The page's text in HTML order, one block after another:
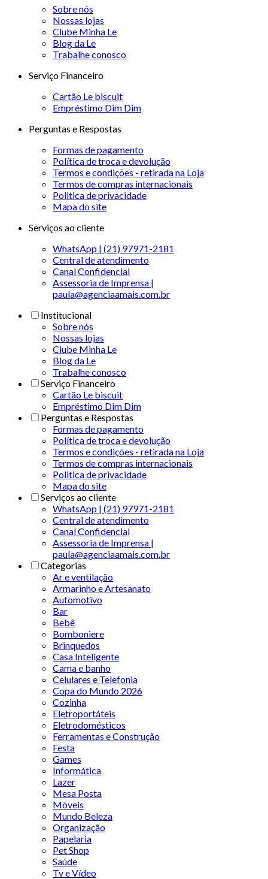
Sobre nós
Nossas lojas
Clube Minha Le
Blog da Le
Trabalhe conosco
Serviço Financeiro
Cartão Le biscuit
Empréstimo Dim Dim
Perguntas e Respostas
Formas de pagamento
Política de troca e devolução
Termos e condições - retirada na Loja
Termos de compras internacionais
Politica de privacidade
Mapa do site
Serviços ao cliente
WhatsApp | (21) 97971-2181
Central de atendimento
Canal Confidencial
Assessoria de Imprensa |
paula@agenciaamais.com.br
Institucional
Sobre nós
Nossas lojas
Clube Minha Le
Blog da Le
Trabalhe conosco
Serviço Financeiro
Cartão Le biscuit
Empréstimo Dim Dim
Perguntas e Respostas
Formas de pagamento
Política de troca e devolução
Termos e condições - retirada na Loja
Termos de compras internacionais
Politica de privacidade
Mapa do site
Serviços ao cliente
WhatsApp | (21) 97971-2181
Central de atendimento
Canal Confidencial
Assessoria de Imprensa |
paula@agenciaamais.com.br
Categorias
Ar e ventilação
Armarinho e Artesanato
Automotivo
Bar
Bebê
Bomboniere
Brinquedos
Casa Inteligente
Cama e banho
Celulares e Telefonia
Copa do Mundo 2026
Cozinha
Eletroportáteis
Eletrodomésticos
Ferramentas e Construção
Festa
Games
Informática
Lazer
Mesa Posta
Móveis
Mundo Beleza
Organização
Papelaria
Pet Shop
Saúde
Tv e Vídeo